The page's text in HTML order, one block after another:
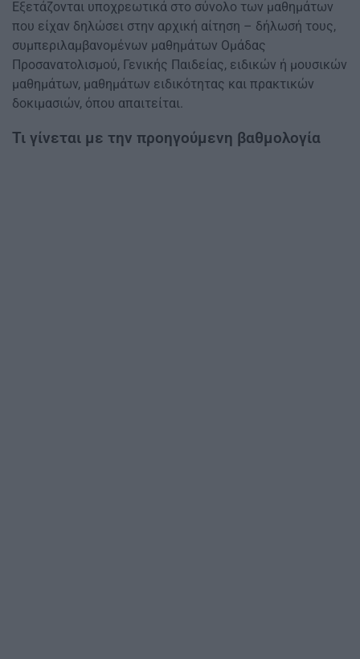
Εξετάζονται υποχρεωτικά στο σύνολο των μαθημάτων
που είχαν δηλώσει στην αρχική αίτηση – δήλωσή τους,
συμπεριλαμβανομένων μαθημάτων Ομάδας
Προσανατολισμού, Γενικής Παιδείας, ειδικών ή μουσικών
μαθημάτων, μαθημάτων ειδικότητας και πρακτικών
δοκιμασιών, όπου απαιτείται.
Τι γίνεται με την προηγούμενη βαθμολογία